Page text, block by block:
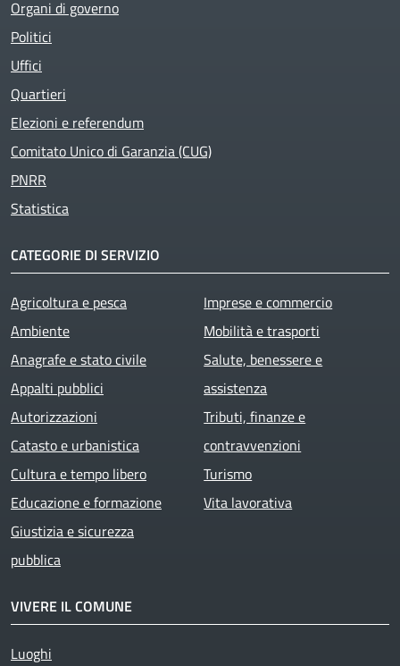
Organi di governo
Politici
Uffici
Quartieri
Elezioni e referendum
Comitato Unico di Garanzia (CUG)
PNRR
Statistica
CATEGORIE DI SERVIZIO
Agricoltura e pesca
Ambiente
Anagrafe e stato civile
Appalti pubblici
Autorizzazioni
Catasto e urbanistica
Cultura e tempo libero
Educazione e formazione
Giustizia e sicurezza
pubblica
Imprese e commercio
Mobilità e trasporti
Salute, benessere e
assistenza
Tributi, finanze e
contravvenzioni
Turismo
Vita lavorativa
VIVERE IL COMUNE
Luoghi